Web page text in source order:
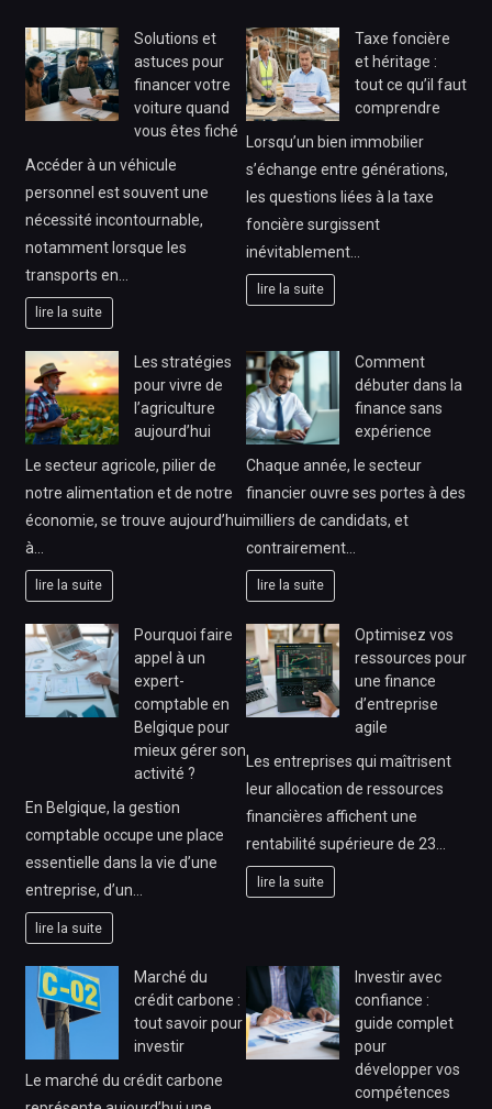
Solutions et
astuces pour
financer votre
voiture quand
vous êtes fiché
Accéder à un véhicule
personnel est souvent une
nécessité incontournable,
notamment lorsque les
transports en…
lire la suite
Taxe foncière
et héritage :
tout ce qu’il faut
comprendre
Lorsqu’un bien immobilier
s’échange entre générations,
les questions liées à la taxe
foncière surgissent
inévitablement…
lire la suite
Les stratégies
pour vivre de
l’agriculture
aujourd’hui
Le secteur agricole, pilier de
notre alimentation et de notre
économie, se trouve aujourd’hui
à…
lire la suite
Comment
débuter dans la
finance sans
expérience
Chaque année, le secteur
financier ouvre ses portes à des
milliers de candidats, et
contrairement…
lire la suite
Pourquoi faire
appel à un
expert-
comptable en
Belgique pour
mieux gérer son
activité ?
En Belgique, la gestion
comptable occupe une place
essentielle dans la vie d’une
entreprise, d’un…
lire la suite
Optimisez vos
ressources pour
une finance
d’entreprise
agile
Les entreprises qui maîtrisent
leur allocation de ressources
financières affichent une
rentabilité supérieure de 23…
lire la suite
Marché du
crédit carbone :
tout savoir pour
investir
Le marché du crédit carbone
Investir avec
confiance :
guide complet
pour
développer vos
compétences